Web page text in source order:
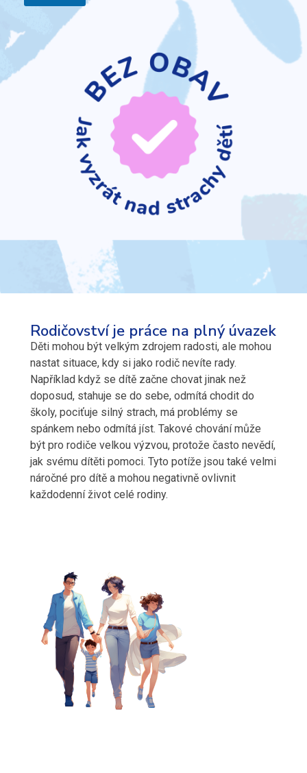
Rodičovství je práce na plný úvazek
Děti mohou být velkým zdrojem radosti, ale mohou
nastat situace, kdy si jako rodič nevíte rady.
Například když se dítě začne chovat jinak než
doposud, stahuje se do sebe, odmítá chodit do
školy, pociťuje silný strach, má problémy se
spánkem nebo odmítá jíst. Takové chování může
být pro rodiče velkou výzvou, protože často nevědí,
jak svému dítěti pomoci. Tyto potíže jsou také velmi
náročné pro dítě a mohou negativně ovlivnit
každodenní život celé rodiny.